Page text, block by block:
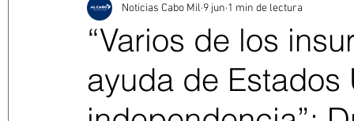
Entérate Deportes La buena del día
Ayuntamiento de Los Cabos Informa Nacionales e
“Varios de los
ayuda de
Noticias Cabo Mil 9 jun 1 min de lectura